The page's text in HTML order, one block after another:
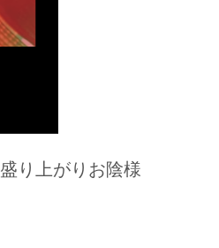
り上がりお陰様